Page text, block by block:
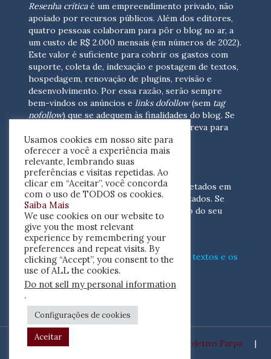
Resenha críticaé um empreendimento privado, não
apoiado por recursos públicos. Além dos editores,
quatro pessoas colaboram para pôr o blog no ar, a
um custo de R$ 2.000 mensais (em números de 2022).
Este valor é suficiente para cobrir os gastos com
suporte, coleta de, indexação e postagem de textos,
hospedagem, renovação de plugins, revisão e
desenvolvimento. Por essa razão, serão sempre
bem-vindos os anúncios e links dofollow(sem tag
nofollow) que se adequem às finalidades do blog. Se
escreva para
nós(contato@resenhacritica.com.br)
FONTES E ACERVO
As resenhas, dossiês e sumários são coletados em
periódicos acadêmicos e sites especializados. Se
você tem interesse em divulgar o acervo do seu
periódico, escreva para nós
(contato@resenhacritica.com.br)
Conheça omodocomo processamos os textos e os
índicesdisponibilizados neste blog.
ISSN 2764-0302
Coletivo Farpa |
Usamos cookies em nosso site para
oferecer a você a experiência mais
relevante, lembrando suas
preferências e visitas repetidas. Ao
clicar em “Aceitar”, você concorda
com o uso de TODOS os cookies.
Saiba Mais
We use cookies on our website to
give you the most relevant
experience by remembering your
preferences and repeat visits. By
clicking “Accept”, you consent to the
use of ALL the cookies.
Do not sell my personal information
.
Configurações de cookies
Aceitar